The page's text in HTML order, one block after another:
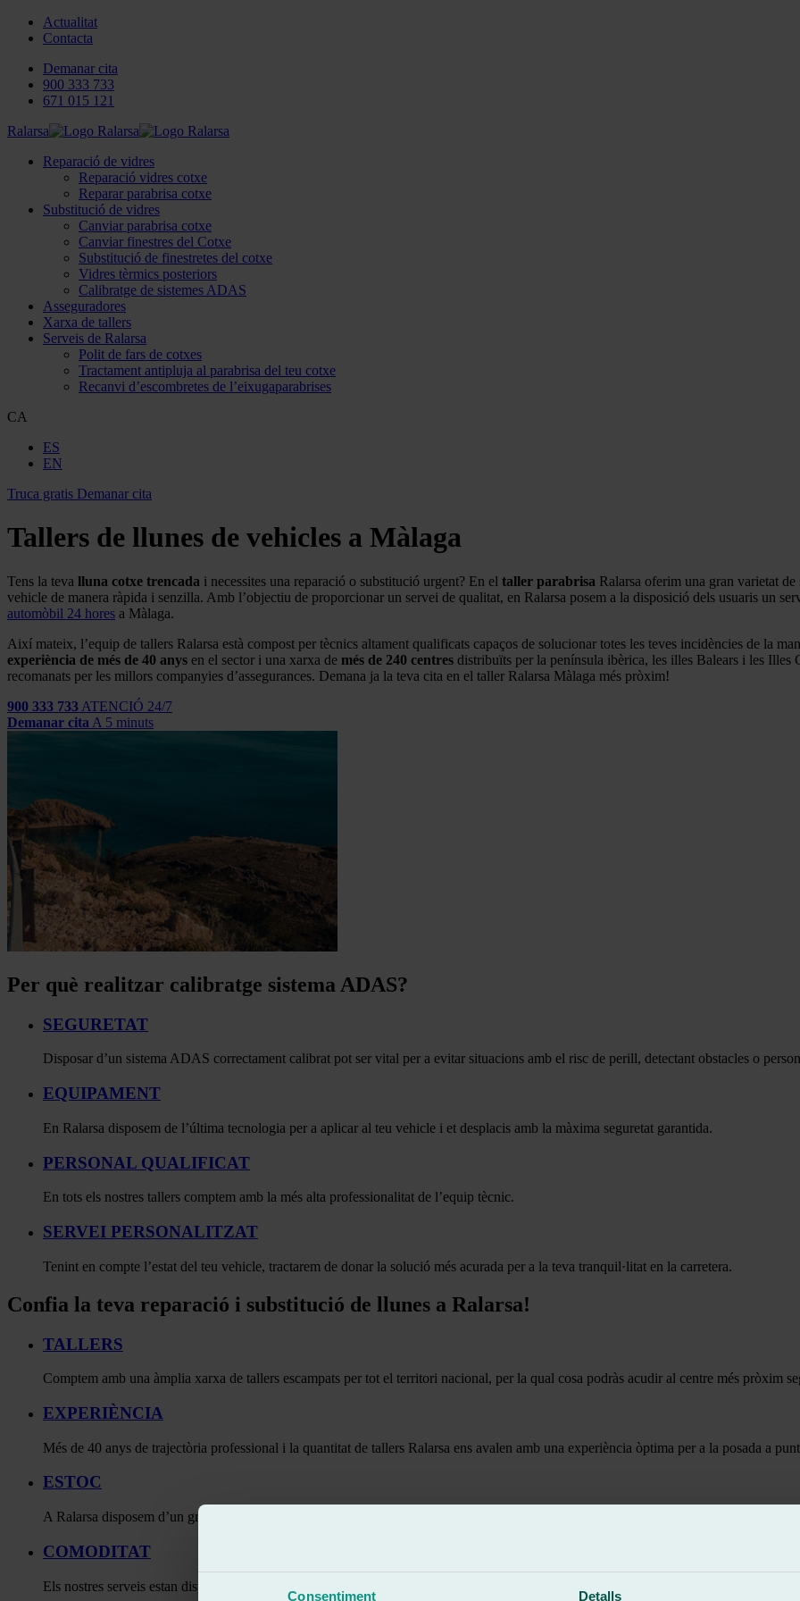
Consentiment Detalls
Actualitat
Contacta
Demanar cita
900 333 733
671 015 121
Ralarsa
Reparació de vidres
Reparació vidres cotxe
Reparar parabrisa cotxe
Substitució de vidres
Canviar parabrisa cotxe
Canviar finestres del Cotxe
Substitució de finestretes del cotxe
Vidres tèrmics posteriors
Calibratge de sistemes ADAS
Asseguradores
Xarxa de tallers
Serveis de Ralarsa
Polit de fars de cotxes
Tractament antipluja al parabrisa del teu cotxe
Recanvi d’escombretes de l’eixugaparabrises
CA
ES
EN
Truca gratis Demanar cita
Tallers de llunes de vehicles a Màlaga
Tens la teva lluna cotxe trencada i necessites una reparació o substitució urgent? En el taller parabrisa Ralarsa oferim una gran varietat
vehicle de manera ràpida i senzilla. Amb l’objectiu de proporcionar un servei de qualitat, en Ralarsa posem a la disposició dels usuaris un
automòbil 24 hores a Màlaga.
Així mateix, l’equip de tallers Ralarsa està compost per tècnics altament qualificats capaços de solucionar totes les teves incidències de la
experiència de més de 40 anys en el sector i una xarxa de més de 240 centres distribuïts per la península ibèrica, les illes Balears i les Illes
recomanats per les millors companyies d’assegurances. Demana ja la teva cita en el taller Ralarsa Màlaga més pròxim!
900 333 733 ATENCIÓ 24/7
Demanar cita A 5 minuts
Per què realitzar calibratge sistema ADAS?
SEGURETAT
Disposar d’un sistema ADAS correctament calibrat pot ser vital per a evitar situacions amb el risc de perill, detectant obstacles o
EQUIPAMENT
En Ralarsa disposem de l’última tecnologia per a aplicar al teu vehicle i et desplacis amb la màxima seguretat garantida.
PERSONAL QUALIFICAT
En tots els nostres tallers comptem amb la més alta professionalitat de l’equip tècnic.
SERVEI PERSONALITZAT
Tenint en compte l’estat del teu vehicle, tractarem de donar la solució més acurada per a la teva tranquil·litat en la carretera.
Confia la teva reparació i substitució de llunes a Ralarsa!
TALLERS
Comptem amb una àmplia xarxa de tallers escampats per tot el territori nacional, per la qual cosa podràs acudir al centre més pròxim
EXPERIÈNCIA
Més de 40 anys de trajectòria professional i la quantitat de tallers Ralarsa ens avalen amb una experiència òptima per a la posada a
ESTOC
A Ralarsa disposem d’un gran centre logístic, on es troben múltiples peces de vidre d’excel·lent qualitat, entre les quals es triaran les
COMODITAT
Els nostres serveis estan disponibles les 24 hores del dia i els 7 dies de la setmana, per millorar l’atenció al client ininterrompuda.